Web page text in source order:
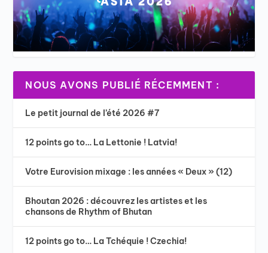
NOUS AVONS PUBLIÉ RÉCEMMENT :
Le petit journal de l’été 2026 #7
12 points go to… La Lettonie ! Latvia!
Votre Eurovision mixage : les années « Deux » (12)
Bhoutan 2026 : découvrez les artistes et les
chansons de Rhythm of Bhutan
12 points go to… La Tchéquie ! Czechia!